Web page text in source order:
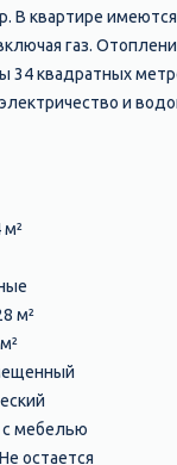
В квартире
газ.
34 квадратных
и
м²
с мебелью
остается